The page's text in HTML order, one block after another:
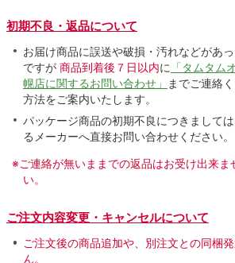
初期不良・返品について
お届け商品に誤送や破損・汚れなどがあ
ですが 商品到着後７日以内に 「タムタム
幌店に関するお問い合わせ」
までご連絡
方法をご案内いたします。
パッケージ商品の初期不良につきまして
るメーカーへ直接お問い合わせください。
※ご連絡が無いままでの返品はお受け出来ま
い。
ご注文内容変更・キャンセルについて
ご注文後の商品追加や、別注文との同梱
ん。